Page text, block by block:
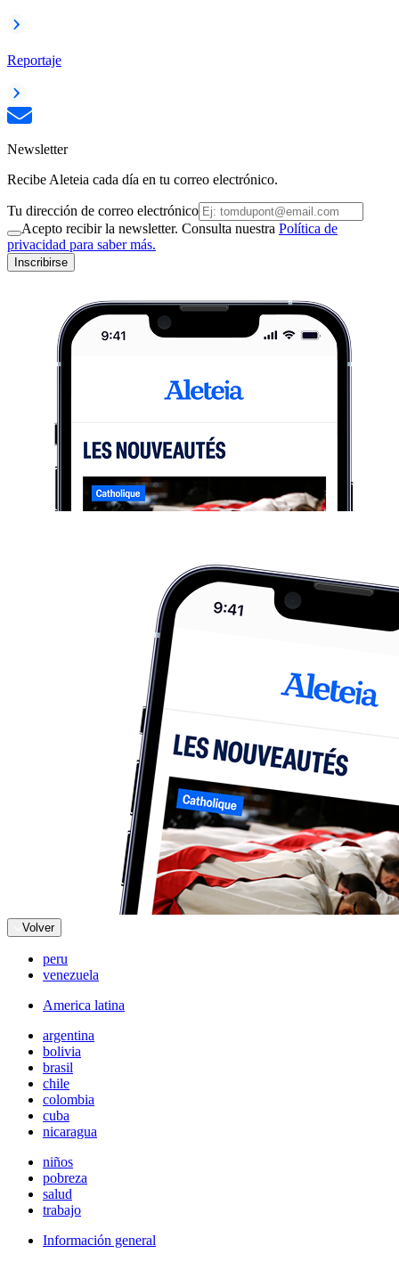
Reportaje
Newsletter
Recibe Aleteia cada día en tu correo electrónico.
Tu dirección de correo electrónico
Acepto recibir la newsletter. Consulta nuestra Política de
privacidad para saber más.
Inscribirse
Volver
peru
venezuela
America latina
argentina
bolivia
brasil
chile
colombia
cuba
nicaragua
niños
pobreza
salud
trabajo
Información general